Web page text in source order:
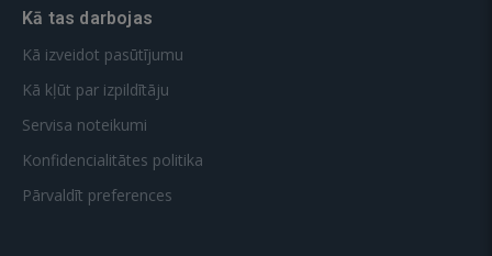
Kā tas darbojas
Kā izveidot pasūtījumu
Kā kļūt par izpildītāju
Servisa noteikumi
Konfidencialitātes politika
Pārvaldīt preferences